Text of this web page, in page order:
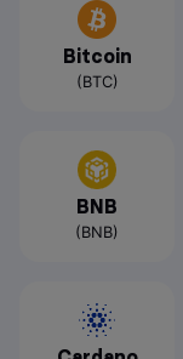
Bitcoin
(BTC)
BNB
(BNB)